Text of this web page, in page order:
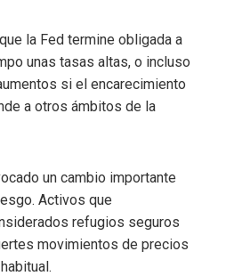
la Fed termine obligada a
unas tasas altas, o incluso
si el encarecimiento
a otros ámbitos de la
un cambio importante
Activos que
refugios seguros
movimientos de precios